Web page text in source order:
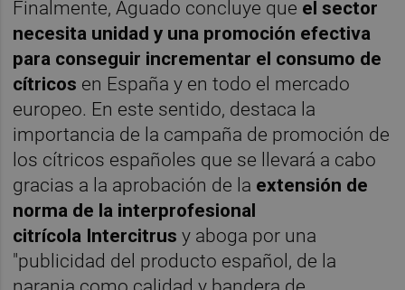
Finalmente, Aguado concluye que el sector
necesita unidad y una promoción efectiva
para conseguir incrementar el consumo de
cítricos en España y en todo el mercado
europeo. En este sentido, destaca la
importancia de la campaña de promoción de
los cítricos españoles que se llevará a cabo
gracias a la aprobación de la extensión de
norma de la interprofesional
citrícola Intercitrus y aboga por una
"publicidad del producto español, de la